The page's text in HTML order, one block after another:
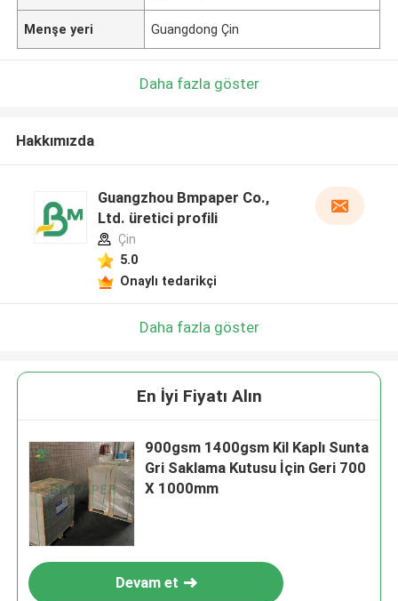
Menşe yeri Guangdong Çin
Daha fazla göster
Hakkımızda
Guangzhou Bmpaper Co.,
Ltd. üretici profili
Çin
5.0
Onaylı tedarikçi
Daha fazla göster
En İyi Fiyatı Alın
900gsm 1400gsm Kil Kaplı Sunta
Gri Saklama Kutusu İçin Geri 700
X 1000mm
Devam et